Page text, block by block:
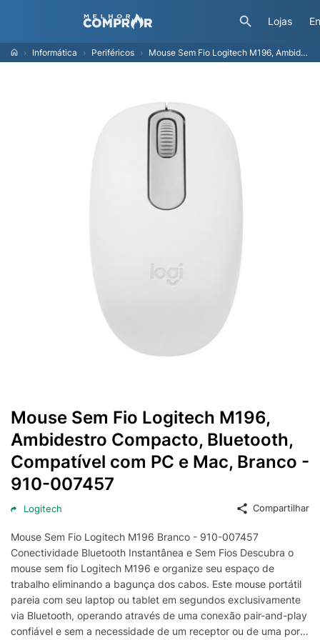
Lojas
Informática Periféricos Mouse Sem Fio Logitech M196, Ambidestro Compacto, Bluetooth, Compatível com PC e Mac, Branco - 910-007457
Mouse Sem Fio Logitech M196,
Ambidestro Compacto, Bluetooth,
Compatível com PC e Mac, Branco -
910-007457
Logitech Compartilhar
Mouse Sem Fio Logitech M196 Branco - 910-007457
Conectividade Bluetooth Instantânea e Sem Fios Descubra o
mouse sem fio Logitech M196 e organize seu espaço de
trabalho eliminando a bagunça dos cabos. Este mouse portátil
pareia com seu laptop ou tablet em segundos exclusivamente
via Bluetooth, operando através de uma conexão pair-and-play
confiável e sem a necessidade de um receptor ou de uma porta